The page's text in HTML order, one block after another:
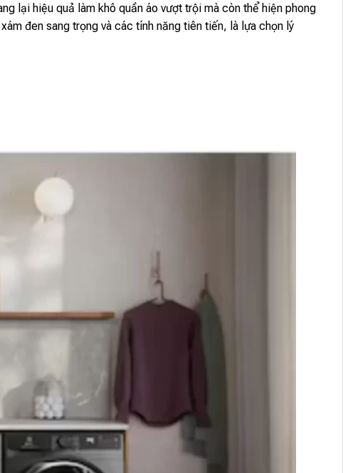
lại hiệu quả làm khô quần áo vượt trội mà còn thể hiện phong
đen sang trọng và các tính năng tiên tiến, là lựa chọn lý